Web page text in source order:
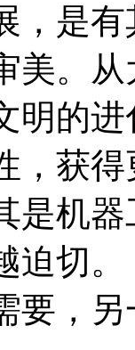
，是
美。
明的
，获
是机
迫切
要，